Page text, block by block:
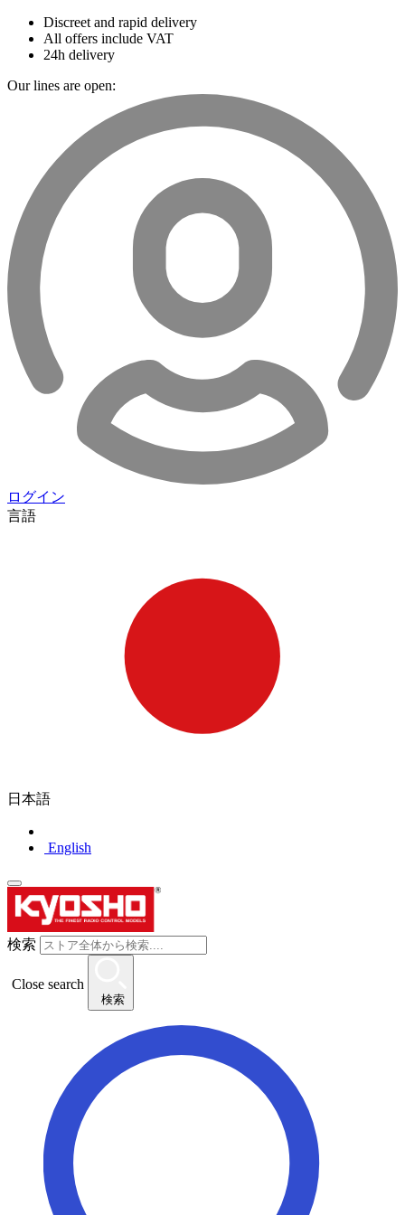
Discreet and rapid delivery
All offers include VAT
24h delivery
Our lines are open:
ログイン
言語
日本語
English
検索
Close search
検索